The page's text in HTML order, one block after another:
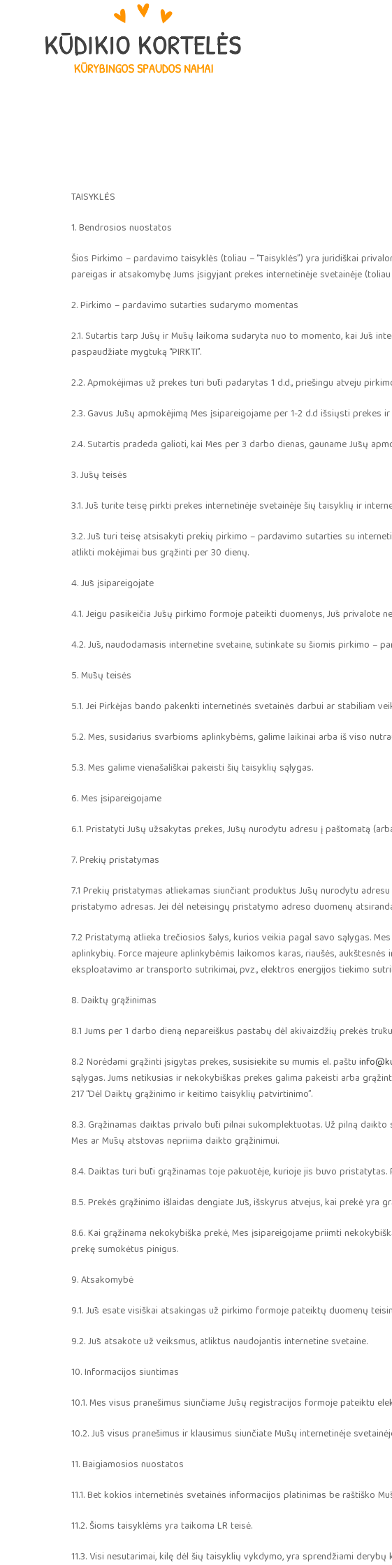
TAISYKLĖS
1. Bendrosios nuostatos
Šios Pirkimo – pardavimo taisyklės (toliau – “Taisyklės”) yra juridiškai
pareigas ir atsakomybę Jums įsigyjant prekes internetinėje svetainėje (toliau
2. Pirkimo – pardavimo sutarties sudarymo momentas
2.1. Sutartis tarp Jūsų ir Mūsų laikoma sudaryta nuo to momento, kai Jūs
paspaudžiate mygtuką “PIRKTI”.
2.2. Apmokėjimas už prekes turi būti padarytas 1 d.d., priešingu atveju
2.3. Gavus Jūsų apmokėjimą Mes įsipareigojame per 1-2 d.d išsiųsti prekes
2.4. Sutartis pradeda galioti, kai Mes per 3 darbo dienas, gauname Jūsų
3. Jūsų teisės
3.1. Jūs turite teisę pirkti prekes internetinėje svetainėje šių taisyklių ir
3.2. Jūs turi teisę atsisakyti prekių pirkimo – pardavimo sutarties su
atlikti mokėjimai bus grąžinti per 30 dienų.
4. Jūs įsipareigojate
4.1. Jeigu pasikeičia Jūsų pirkimo formoje pateikti duomenys, Jūs privalote
4.2. Jūs, naudodamasis internetine svetaine, sutinkate su šiomis pirkimo –
5. Mūsų teisės
5.1. Jei Pirkėjas bando pakenkti internetinės svetainės darbui ar stabiliam
5.2. Mes, susidarius svarbioms aplinkybėms, galime laikinai arba iš viso
5.3. Mes galime vienašališkai pakeisti šių taisyklių sąlygas.
6. Mes įsipareigojame
6.1. Pristatyti Jūsų užsakytas prekes, Jūsų nurodytu adresu į paštomatą
7. Prekių pristatymas
7.1 Prekių pristatymas atliekamas siunčiant produktus Jūsų nurodytu
pristatymo adresas. Jei dėl neteisingų pristatymo adreso duomenų
7.2 Pristatymą atlieka trečiosios šalys, kurios veikia pagal savo sąlygas.
aplinkybių. Force majeure aplinkybėmis laikomos karas, riaušės,
eksploatavimo ar transporto sutrikimai, pvz., elektros energijos tiekimo
8. Daiktų grąžinimas
8.1 Jums per 1 darbo dieną nepareiškus pastabų dėl akivaizdžių prekės
8.2 Norėdami grąžinti įsigytas prekes, susisiekite su mumis el. paštu
sąlygas. Jums netikusias ir nekokybiškas prekes galima pakeisti arba
217 “Dėl Daiktų grąžinimo ir keitimo taisyklių patvirtinimo”.
8.3. Grąžinamas daiktas privalo būti pilnai sukomplektuotas. Už pilną
Mes ar Mūsų atstovas nepriima daikto grąžinimui.
8.4. Daiktas turi būti grąžinamas toje pakuotėje, kurioje jis buvo
8.5. Prekės grąžinimo išlaidas dengiate Jūs, išskyrus atvejus, kai prekė yra
8.6. Kai grąžinama nekokybiška prekė, Mes įsipareigojame priimti
prekę sumokėtus pinigus.
9. Atsakomybė
9.1. Jūs esate visiškai atsakingas už pirkimo formoje pateiktų duomenų
9.2. Jūs atsakote už veiksmus, atliktus naudojantis internetine svetaine.
10. Informacijos siuntimas
10.1. Mes visus pranešimus siunčiame Jūsų registracijos formoje pateiktu
10.2. Jūs visus pranešimus ir klausimus siunčiate Mūsų internetinėje
11. Baigiamosios nuostatos
11.1. Bet kokios internetinės svetainės informacijos platinimas be raštiško
11.2. Šioms taisyklėms yra taikoma LR teisė.
11.3. Visi nesutarimai, kilę dėl šių taisyklių vykdymo, yra sprendžiami